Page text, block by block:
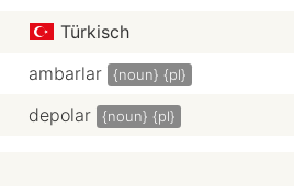
Türkisch
ambarlar {noun} {pl}
depolar {noun} {pl}